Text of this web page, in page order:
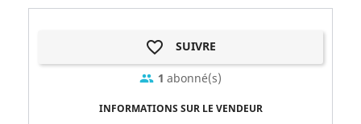
favorite_border SUIVRE
group 1 abonné(s)
INFORMATIONS SUR LE VENDEUR